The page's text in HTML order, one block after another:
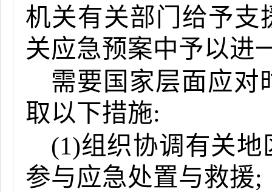
机关有关部门给予支
关应急预案中予以进
需要国家层面应对
取以下措施:
(1)组织协调有关
参与应急处置与救援;